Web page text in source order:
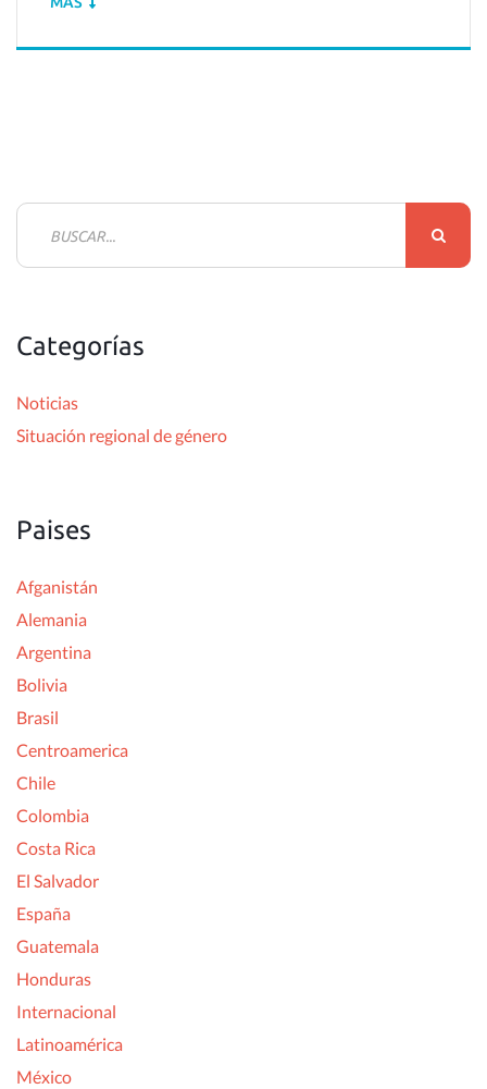
a
:
Categorías
Noticias
Situación regional de género
Paises
Afganistán
Alemania
Argentina
Bolivia
Brasil
Centroamerica
Chile
Colombia
Costa Rica
El Salvador
España
Guatemala
Honduras
Internacional
Latinoamérica
México